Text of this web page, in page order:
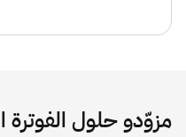
مزوّدو حلول الفوترة